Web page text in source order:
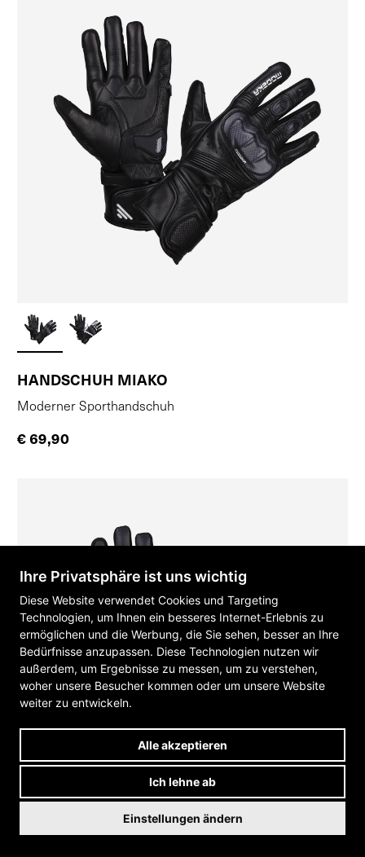
Ihre Privatsphäre ist uns wichtig
Diese Website verwendet Cookies und Targeting
Technologien, um Ihnen ein besseres Internet-Erlebnis zu
ermöglichen und die Werbung, die Sie sehen, besser an Ihre
Bedürfnisse anzupassen. Diese Technologien nutzen wir
außerdem, um Ergebnisse zu messen, um zu verstehen,
woher unsere Besucher kommen oder um unsere Website
weiter zu entwickeln.
Alle akzeptieren
Ich lehne ab
Einstellungen ändern
HANDSCHUH MIAKO
Moderner Sporthandschuh
€ 69,90